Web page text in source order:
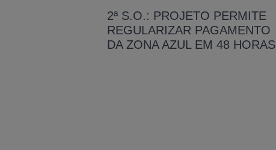
2ª S.O.: PROJETO PERMITE
REGULARIZAR PAGAMENTO
DA ZONA AZUL EM 48 HORAS